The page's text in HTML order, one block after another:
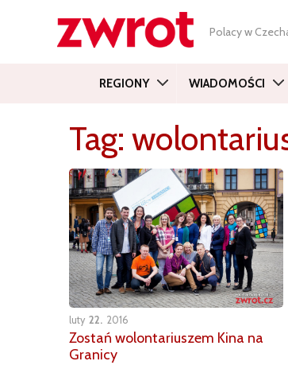
Polacy w
REGIONY WIADOMOŚCI
Tag:
luty 22 2016
Zostań wolontariuszem Kina na
Granicy